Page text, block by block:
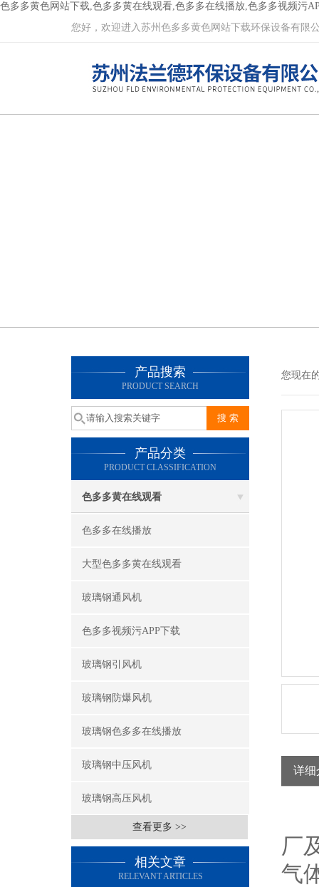
色多多黄色网站下载,色多多黄在线观看,色多多在线播放,色多多视频污
您好，欢迎进入苏州色多多黄色网站下载环保设备有限公司
产品搜索
PRODUCT SEARCH
产品分类
PRODUCT CLASSIFICATION
色多多黄在线观看
色多多在线播放
大型色多多黄在线观看
玻璃钢通风机
色多多视频污APP下载
玻璃钢引风机
玻璃钢防爆风机
玻璃钢色多多在线播放
玻璃钢中压风机
玻璃钢高压风机
查看更多 >>
相关文章
RELEVANT ARTICLES
您现在的
详细
厂
气体